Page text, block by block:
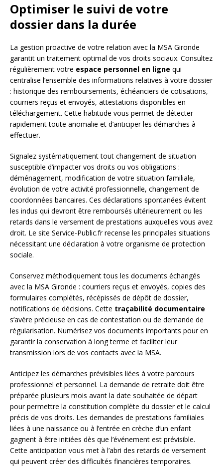
Optimiser le suivi de votre
dossier dans la durée
La gestion proactive de votre relation avec la MSA Gironde
garantit un traitement optimal de vos droits sociaux. Consultez
régulièrement votre espace personnel en ligne qui
centralise l’ensemble des informations relatives à votre dossier
: historique des remboursements, échéanciers de cotisations,
courriers reçus et envoyés, attestations disponibles en
téléchargement. Cette habitude vous permet de détecter
rapidement toute anomalie et d’anticiper les démarches à
effectuer.
Signalez systématiquement tout changement de situation
susceptible d’impacter vos droits ou vos obligations :
déménagement, modification de votre situation familiale,
évolution de votre activité professionnelle, changement de
coordonnées bancaires. Ces déclarations spontanées évitent
les indus qui devront être remboursés ultérieurement ou les
retards dans le versement de prestations auxquelles vous avez
droit. Le site Service-Public.fr recense les principales situations
nécessitant une déclaration à votre organisme de protection
sociale.
Conservez méthodiquement tous les documents échangés
avec la MSA Gironde : courriers reçus et envoyés, copies des
formulaires complétés, récépissés de dépôt de dossier,
notifications de décisions. Cette traçabilité documentaire
s’avère précieuse en cas de contestation ou de demande de
régularisation. Numérisez vos documents importants pour en
garantir la conservation à long terme et faciliter leur
transmission lors de vos contacts avec la MSA.
Anticipez les démarches prévisibles liées à votre parcours
professionnel et personnel. La demande de retraite doit être
préparée plusieurs mois avant la date souhaitée de départ
pour permettre la constitution complète du dossier et le calcul
précis de vos droits. Les demandes de prestations familiales
liées à une naissance ou à l’entrée en crèche d’un enfant
gagnent à être initiées dès que l’événement est prévisible.
Cette anticipation vous met à l’abri des retards de versement
qui peuvent créer des difficultés financières temporaires.